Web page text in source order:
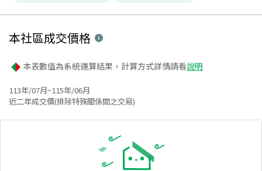
本社區成交價格
本表數值為系統運算結果，計算方式詳情請看說明
113年/07月~115年/06月
近二年成交價(排除特殊關係間之交易)